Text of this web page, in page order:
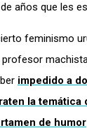
años que les
feminismo
impedido a
la temática
de humor